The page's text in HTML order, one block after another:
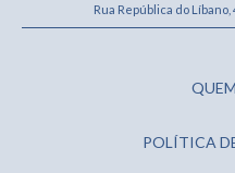
Rua República do Líbano,
POLÍTICA